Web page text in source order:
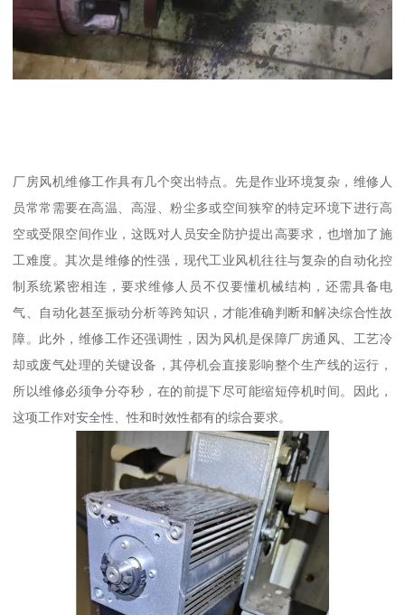
厂房风机维修工作具有几个突出特点。先是作业环境复杂，维修人
员常常需要在高温、高湿、粉尘多或空间狭窄的特定环境下进行高
空或受限空间作业，这既对人员安全防护提出高要求，也增加了施
工难度。其次是维修的性强，现代工业风机往往与复杂的自动化控
制系统紧密相连，要求维修人员不仅要懂机械结构，还需具备电
气、自动化甚至振动分析等跨知识，才能准确判断和解决综合性故
障。此外，维修工作还强调性，因为风机是保障厂房通风、工艺冷
却或废气处理的关键设备，其停机会直接影响整个生产线的运行，
所以维修必须争分夺秒，在的前提下尽可能缩短停机时间。因此，
这项工作对安全性、性和时效性都有的综合要求。